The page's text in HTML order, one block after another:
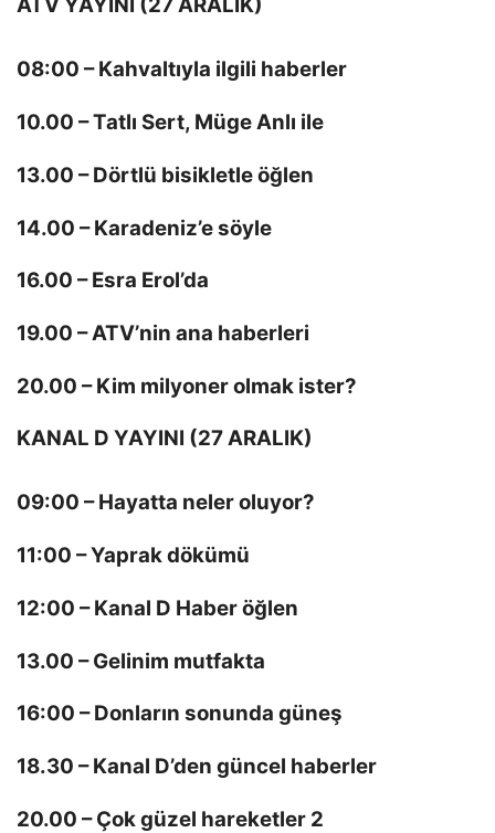
ATV YAYINI (27 ARALIK)
08:00 – Kahvaltıyla ilgili haberler
10.00 – Tatlı Sert, Müge Anlı ile
13.00 – Dörtlü bisikletle öğlen
14.00 – Karadeniz’e söyle
16.00 – Esra Erol’da
19.00 – ATV’nin ana haberleri
20.00 – Kim milyoner olmak ister?
KANAL D YAYINI (27 ARALIK)
09:00 – Hayatta neler oluyor?
11:00 – Yaprak dökümü
12:00 – Kanal D Haber öğlen
13.00 – Gelinim mutfakta
16:00 – Donların sonunda güneş
18.30 – Kanal D’den güncel haberler
20.00 – Çok güzel hareketler 2